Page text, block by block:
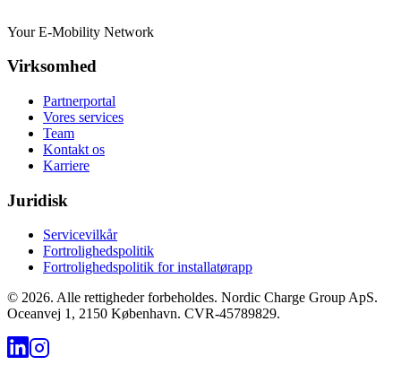
Your E-Mobility Network
Virksomhed
Partnerportal
Vores services
Team
Kontakt os
Karriere
Juridisk
Servicevilkår
Fortrolighedspolitik
Fortrolighedspolitik for installatørapp
© 2026. Alle rettigheder forbeholdes. Nordic Charge Group ApS.
Oceanvej 1, 2150 København. CVR-45789829.